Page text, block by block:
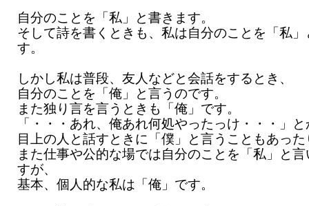
自分のことを「私」と書きます。
そして詩を書くときも、私は自分のことを「私
す。
しかし私は普段、友人などと会話をするとき、
自分のことを「俺」と言うのです。
また独り言を言うときも「俺」です。
「・・・あれ、俺あれ何処やったっけ・・・」
目上の人と話すときに「僕」と言うこともあった
また仕事や公的な場では自分のことを「私」と
すが、
基本、個人的な私は「俺」です。